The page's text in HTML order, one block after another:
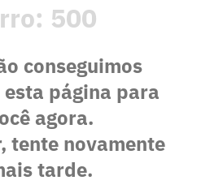
500
conseguimos
página para
agora.
tente novamente
tarde.